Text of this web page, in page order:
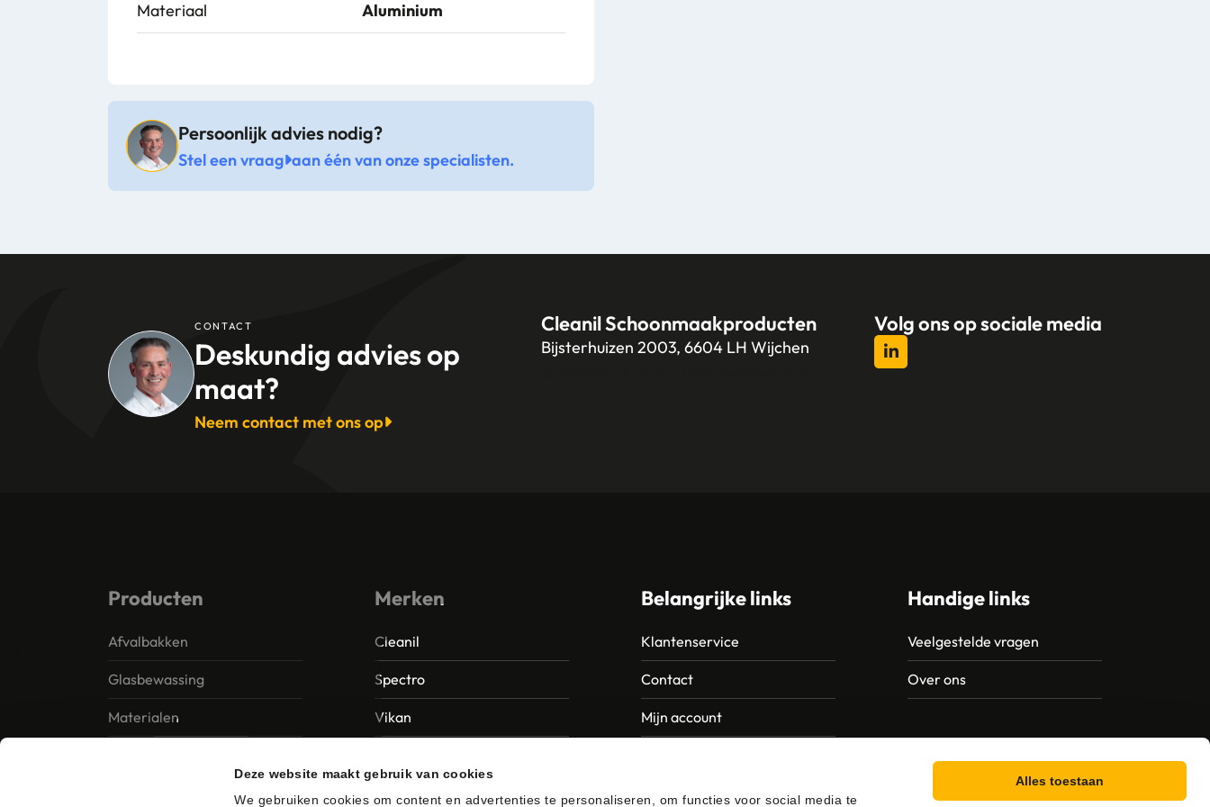
Deze website maakt gebruik van cookies
We gebruiken cookies om content en advertenties te personaliseren, om functies voor social media te
Alles toestaan
Materiaal Aluminium
Persoonlijk advies nodig?
Stel een vraag aan één van onze specialisten.
CONTACT
Deskundig advies op
maat?
Neem contact met ons op
Cleanil Schoonmaakproducten
Bijsterhuizen 2003, 6604 LH Wijchen
Volg ons op sociale media
Producten
Afvalbakken
Glasbewassing
Materialen
Merken
Cleanil
Spectro
Vikan
Belangrijke links
Klantenservice
Contact
Mijn account
Handige links
Veelgestelde vragen
Over ons